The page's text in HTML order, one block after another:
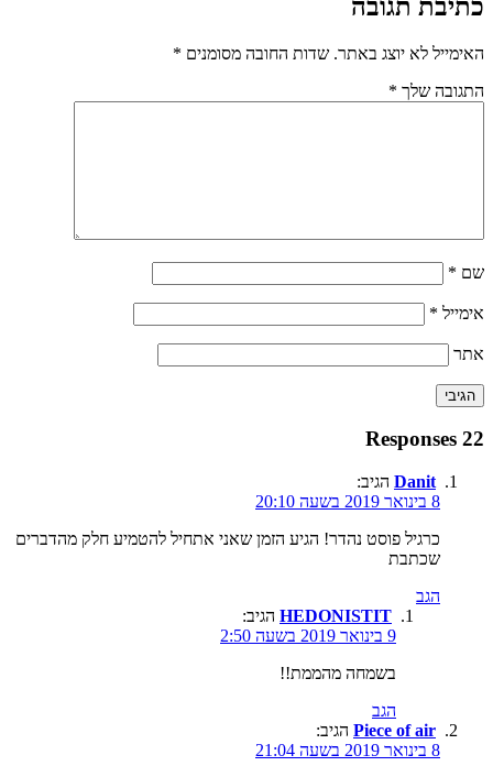
כתיבת תגובה
האימייל לא יוצג באתר. שדות החובה מסומנים *
התגובה שלך *
שם *
אימייל *
אתר
22 Responses
Danit הגיב:
8 בינואר 2019 בשעה 20:10
כרגיל פוסט נהדר! הגיע הזמן שאני אתחיל להטמיע חלק מהדברים
שכתבת
הגב
HEDONISTIT הגיב:
9 בינואר 2019 בשעה 2:50
בשמחה מהממת!!
הגב
Piece of air הגיב:
8 בינואר 2019 בשעה 21:04